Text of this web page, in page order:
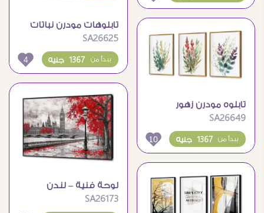
تابلوه مودرن زهور
SA26649
1367 جنيه يبدأ من 10
تابلوهات مودرن نباتات
SA26625
1367 جنيه يبدأ من 4
لوحة فنية – لندن
SA26173